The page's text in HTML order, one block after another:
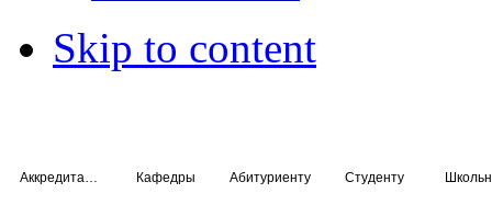
Skip to content
Кафедры Абитуриенту Студенту